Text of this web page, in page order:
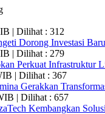
| Dilihat : 312
Dorong Investasi
| Dilihat : 279
Perkuat Infrastruktur
| Dilihat : 367
Gerakkan
| Dilihat : 657
Kembangkan